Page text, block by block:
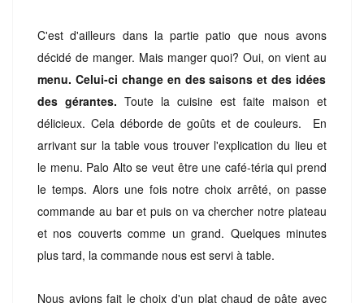
C'est d'ailleurs dans la partie patio que nous avons
décidé de manger. Mais manger quoi? Oui, on vient au
menu. Celui-ci change en des saisons et des idées
des gérantes. Toute la cuisine est faite maison et
délicieux. Cela déborde de goûts et de couleurs. En
arrivant sur la table vous trouver l'explication du lieu et
le menu. Palo Alto se veut être une café-téria qui prend
le temps. Alors une fois notre choix arrêté, on passe
commande au bar et puis on va chercher notre plateau
et nos couverts comme un grand. Quelques minutes
plus tard, la commande nous est servi à table.
Nous avions fait le choix d'un plat chaud de pâte avec